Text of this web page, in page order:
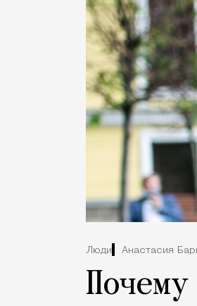
Люди Анастасия